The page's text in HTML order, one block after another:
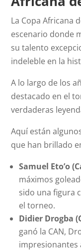
La Copa Africana
escenario donde
su talento
indeleble en la
A lo largo de los
destacado en el
verdaderas
Aquí están
que han brillado
Samuel Eto’o
máximos
sido una figura
el torneo.
Didier Drogba
ganó la CAN,
impresionantes